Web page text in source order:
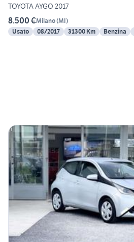
TOYOTA AYGO 2017
8.500 €Milano(MI)
Usato
08/2017 31300 Km Benzina